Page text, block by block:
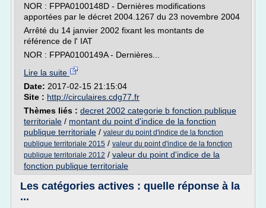
NOR : FPPA0100148D - Dernières modifications
apportées par le décret 2004.1267 du 23 novembre 2004
Arrêté du 14 janvier 2002 fixant les montants de
référence de l' IAT
NOR : FPPA0100149A - Dernières...
Lire la suite
Date: 2017-02-15 21:15:04
Site : http://circulaires.cdg77.fr
Thèmes liés : decret 2002 categorie b fonction publique
territoriale / montant du point d'indice de la fonction
publique territoriale / valeur du point d'indice de la fonction
publique territoriale 2015 / valeur du point d'indice de la fonction
publique territoriale 2012 / valeur du point d'indice de la
fonction publique territoriale
Les catégories actives : quelle réponse à la
...